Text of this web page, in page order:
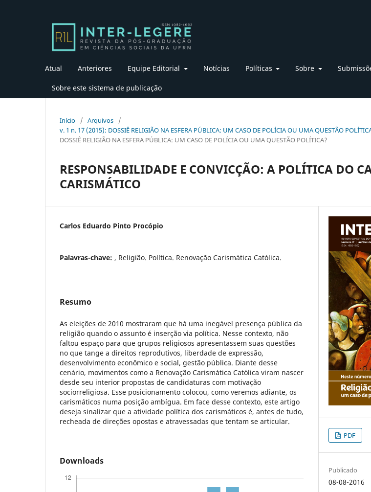
Atual Anteriores Equipe Editorial Notícias Políticas Sobre
Sobre este sistema de publicação
Início / Arquivos
/
v. 1 n. 17 (2015): DOSSIÊ RELIGIÃO NA ESFERA PÚBLICA: UM CASO DE POLÍCIA OU UMA QUESTÃO
DOSSIÊ RELIGIÃO NA ESFERA PÚBLICA: UM CASO DE POLÍCIA OU UMA QUESTÃO POLÍTICA?
RESPONSABILIDADE E CONVICÇÃO: A POLÍTICA DO
CARISMÁTICO
Carlos Eduardo Pinto Procópio
Palavras-chave: , Religião. Política. Renovação Carismática Católica.
Resumo
As eleições de 2010 mostraram que há uma inegável presença pública da
religião quando o assunto é inserção via política. Nesse contexto, não
faltou espaço para que grupos religiosos apresentassem suas questões
no que tange a direitos reprodutivos, liberdade de expressão,
desenvolvimento econômico e social, gestão pública. Diante desse
cenário, movimentos como a Renovação Carismática Católica viram nascer
desde seu interior propostas de candidaturas com motivação
sociorreligiosa. Esse posicionamento colocou, como veremos adiante, os
carismáticos numa posição ambígua. Em face desse contexto, este artigo
deseja sinalizar que a atividade política dos carismáticos é, antes de tudo,
recheada de direções opostas e atravessadas que tentam se articular.
Downloads
PDF
Publicado
08-08-2016